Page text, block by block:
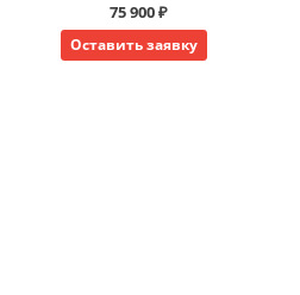
75 900 ₽
Оставить заявку